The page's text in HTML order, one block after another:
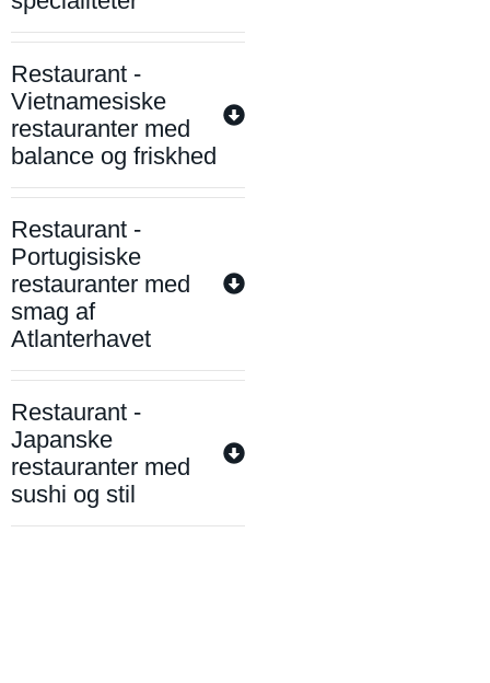
Restaurant -
Vietnamesiske
restauranter med
balance og friskhed
Restaurant -
Portugisiske
restauranter med
smag af
Atlanterhavet
Restaurant -
Japanske
restauranter med
sushi og stil